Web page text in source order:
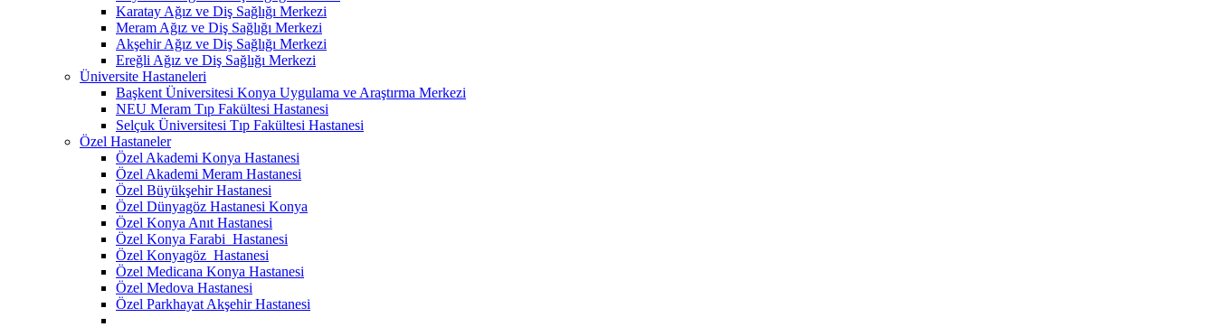
Karatay Ağız ve Diş Sağlığı Merkezi
Meram Ağız ve Diş Sağlığı Merkezi
Akşehir Ağız ve Diş Sağlığı Merkezi
Ereğli Ağız ve Diş Sağlığı Merkezi
Üniversite Hastaneleri
Başkent Üniversitesi Konya Uygulama ve Araştırma Merkezi
NEU Meram Tıp Fakültesi Hastanesi
Selçuk Üniversitesi Tıp Fakültesi Hastanesi
Özel Hastaneler
Özel Akademi Konya Hastanesi
Özel Akademi Meram Hastanesi
Özel Büyükşehir Hastanesi
Özel Dünyagöz Hastanesi Konya
Özel Konya Anıt Hastanesi
Özel Konya Farabi Hastanesi
Özel Konyagöz Hastanesi
Özel Medicana Konya Hastanesi
Özel Medova Hastanesi
Özel Parkhayat Akşehir Hastanesi